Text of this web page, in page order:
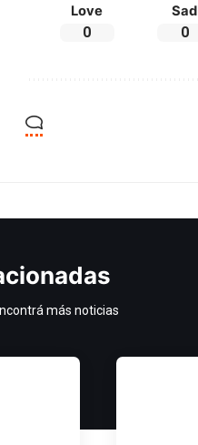
Love
0
Sad
0
más noticias